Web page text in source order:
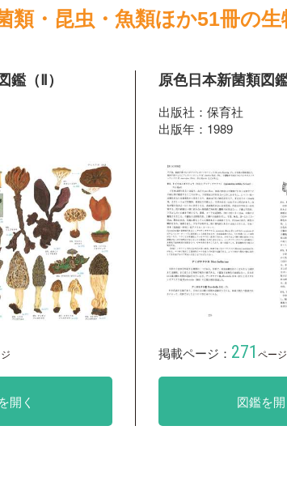
類・昆虫・魚類ほか51冊の
鑑（Ⅱ）
開く
原色日本新菌類図鑑
出版社：保育社
出版年：1989
掲載ページ： 271 ページ
図鑑を開